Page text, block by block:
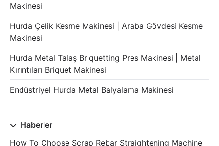
Makinesi
Hurda Çelik Kesme Makinesi | Araba Gövdesi Kesme
Makinesi
Hurda Metal Talaş Briquetting Pres Makinesi | Metal
Kırıntıları Briquet Makinesi
Endüstriyel Hurda Metal Balyalama Makinesi
Haberler
How To Choose Scrap Rebar Straightening Machine